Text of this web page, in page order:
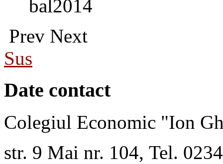
bal2014
Prev Next
Sus
Date contact
Colegiul Economic "Ion
str. 9 Mai nr. 104, Tel.